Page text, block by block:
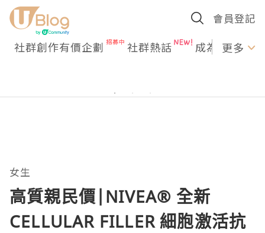
會員登記
社群創作有價企劃 社群熱話 成為U更多
女生
高質親民價|NIVEA® 全新
CELLULAR FILLER 細胞激活抗